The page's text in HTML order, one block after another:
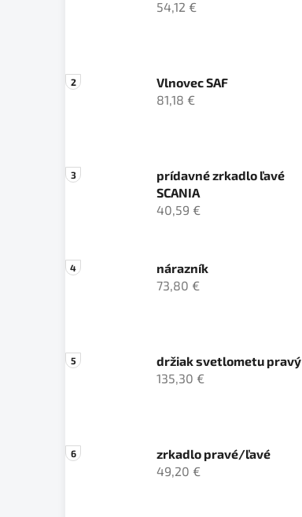
54,12 €
Vlnovec SAF
81,18 €
prídavné zrkadlo ľavé
SCANIA
40,59 €
nárazník
73,80 €
držiak svetlometu pravý
135,30 €
zrkadlo pravé/ľavé
49,20 €